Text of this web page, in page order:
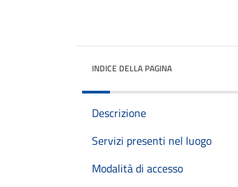
INDICE DELLA PAGINA
Descrizione
Servizi presenti nel luogo
Modalità di accesso